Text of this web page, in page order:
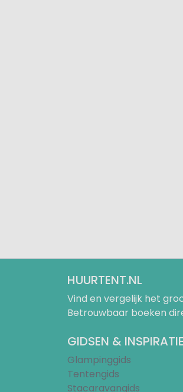
HUURTENT.NL
Vind en vergelijk het
Betrouwbaar boeken
GIDSEN & INSPIRATIE
Glampinggids
Tentengids
Stacaravangids